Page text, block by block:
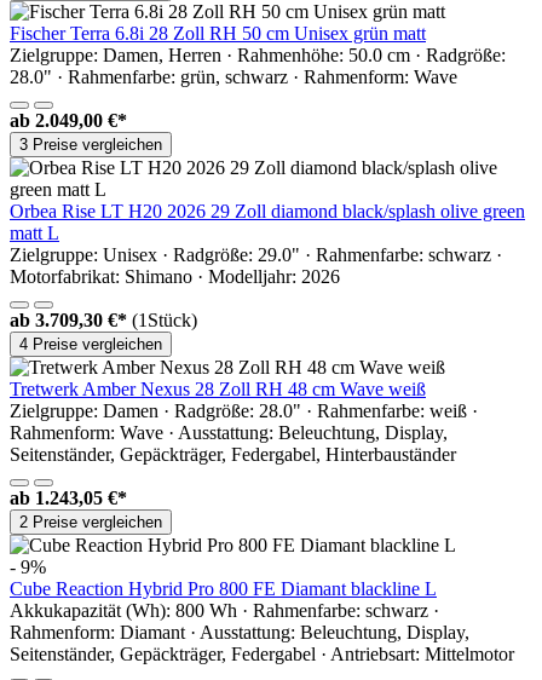
Fischer Terra 6.8i 28 Zoll RH 50 cm Unisex grün matt
Zielgruppe: Damen, Herren · Rahmenhöhe: 50.0 cm · Radgröße:
28.0" · Rahmenfarbe: grün, schwarz · Rahmenform: Wave
ab 2.049,00 €*
3 Preise vergleichen
Orbea Rise LT H20 2026 29 Zoll diamond black/splash olive green
matt L
Zielgruppe: Unisex · Radgröße: 29.0" · Rahmenfarbe: schwarz ·
Motorfabrikat: Shimano · Modelljahr: 2026
ab 3.709,30 €* (1Stück)
4 Preise vergleichen
Tretwerk Amber Nexus 28 Zoll RH 48 cm Wave weiß
Zielgruppe: Damen · Radgröße: 28.0" · Rahmenfarbe: weiß ·
Rahmenform: Wave · Ausstattung: Beleuchtung, Display,
Seitenständer, Gepäckträger, Federgabel, Hinterbauständer
ab 1.243,05 €*
2 Preise vergleichen
- 9%
Cube Reaction Hybrid Pro 800 FE Diamant blackline L
Akkukapazität (Wh): 800 Wh · Rahmenfarbe: schwarz ·
Rahmenform: Diamant · Ausstattung: Beleuchtung, Display,
Seitenständer, Gepäckträger, Federgabel · Antriebsart: Mittelmotor